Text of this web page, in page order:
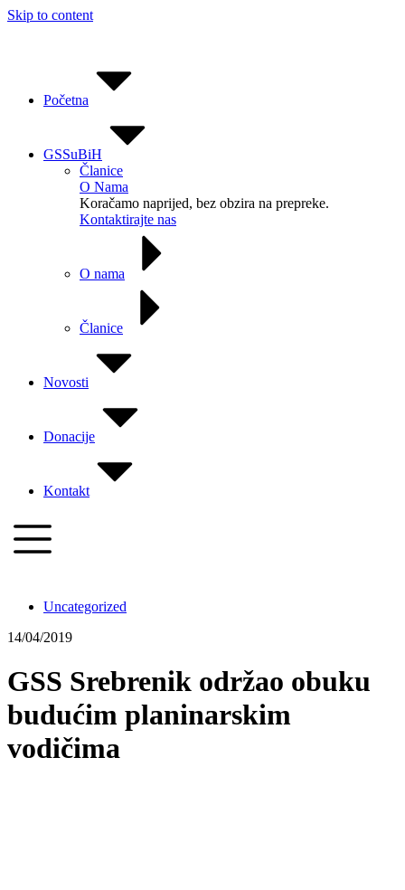
Skip to content
Početna
GSSuBiH
Članice
O Nama
Koračamo naprijed, bez obzira na prepreke.
Kontaktirajte nas
O nama
Članice
Novosti
Donacije
Kontakt
Uncategorized
14/04/2019
GSS Srebrenik održao obuku
budućim planinarskim
vodičima